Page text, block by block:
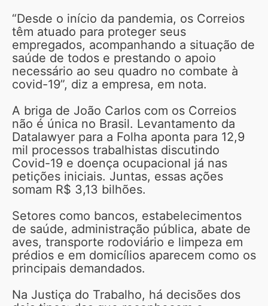
“Desde o início da pandemia, os Correios
têm atuado para proteger seus
empregados, acompanhando a situação de
saúde de todos e prestando o apoio
necessário ao seu quadro no combate à
covid-19”, diz a empresa, em nota.
A briga de João Carlos com os Correios
não é única no Brasil. Levantamento da
Datalawyer para a Folha aponta para 12,9
mil processos trabalhistas discutindo
Covid-19 e doença ocupacional já nas
petições iniciais. Juntas, essas ações
somam R$ 3,13 bilhões.
Setores como bancos, estabelecimentos
de saúde, administração pública, abate de
aves, transporte rodoviário e limpeza em
prédios e em domicílios aparecem como os
principais demandados.
Na Justiça do Trabalho, há decisões dos